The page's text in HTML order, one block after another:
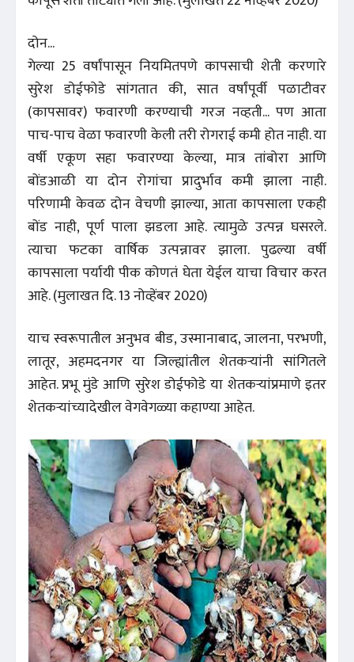
दोन...
गेल्या 25 वर्षांपासून नियमितपणे कापसाची शेती करणारे
सुरेश डोईफोडे सांगतात की, सात वर्षांपूर्वी पळाटीवर
(कापसावर) फवारणी करण्याची गरज नव्हती... पण आता
पाच-पाच वेळा फवारणी केली तरी रोगराई कमी होत नाही. या
वर्षी एकूण सहा फवारण्या केल्या, मात्र तांबोरा आणि
बोंडआळी या दोन रोगांचा प्रादुर्भाव कमी झाला नाही.
परिणामी केवळ दोन वेचणी झाल्या, आता कापसाला एकही
बोंड नाही, पूर्ण पाला झडला आहे. त्यामुळे उत्पन्न घसरले.
त्याचा फटका वार्षिक उत्पन्नावर झाला. पुढल्या वर्षी
कापसाला पर्यायी पीक कोणतं घेता येईल याचा विचार करत
आहे. (मुलाखत दि. 13 नोव्हेंबर 2020)
याच स्वरूपातील अनुभव बीड, उस्मानाबाद, जालना, परभणी,
लातूर, अहमदनगर या जिल्ह्यांतील शेतकऱ्यांनी सांगितले
आहेत. प्रभू मुंडे आणि सुरेश डोईफोडे या शेतकऱ्यांप्रमाणे इतर
शेतकऱ्यांच्यादेखील वेगवेगळ्या कहाण्या आहेत.